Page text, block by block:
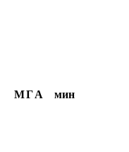
МГА мин